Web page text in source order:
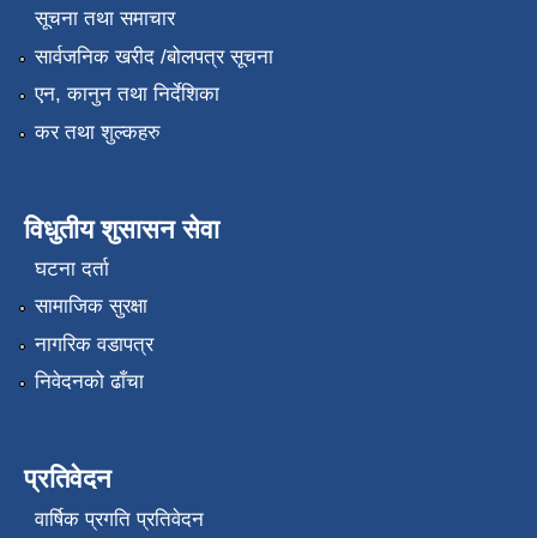
सूचना तथा समाचार
सार्वजनिक खरीद /बोलपत्र सूचना
एन, कानुन तथा निर्देशिका
कर तथा शुल्कहरु
विधुतीय शुसासन सेवा
घटना दर्ता
सामाजिक सुरक्षा
नागरिक वडापत्र
निवेदनको ढाँचा
प्रतिवेदन
वार्षिक प्रगति प्रतिवेदन